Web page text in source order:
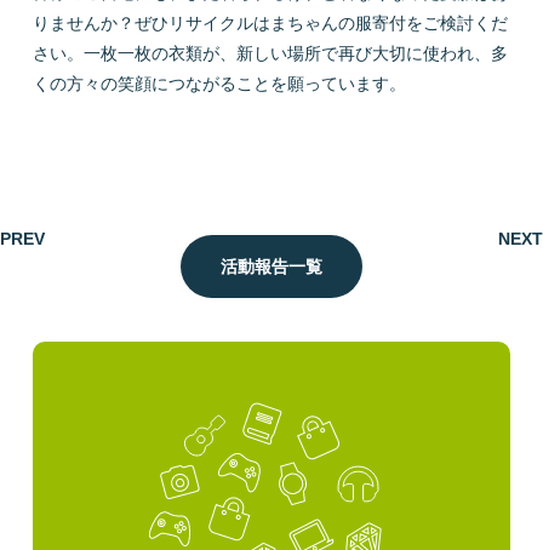
りませんか？ぜひリサイクルはまちゃんの服寄付をご検討くだ
さい。一枚一枚の衣類が、新しい場所で再び大切に使われ、多
くの方々の笑顔につながることを願っています。
PREV
活動報告一覧
NEXT